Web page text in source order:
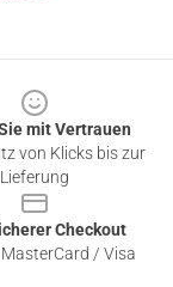
mit Vertrauen
von Klicks bis zur
Lieferung
Checkout
/ Visa